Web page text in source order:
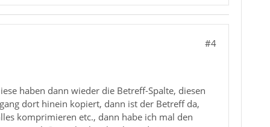
#4
haben dann wieder die Betreff-Spalte, diesen
dort hinein kopiert, dann ist der Betreff da,
komprimieren etc., dann habe ich mal den